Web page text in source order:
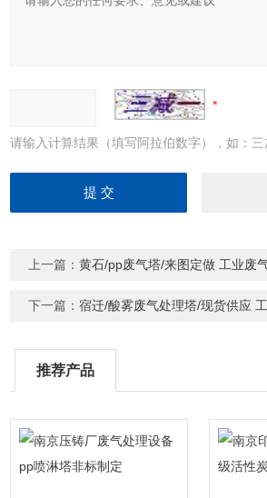
请输入计算结果（填写阿拉伯数字），如：三
上一篇：黄石/pp废气塔/来图定做 工业废
下一篇：宿迁/酸雾废气处理塔/现货供应
推荐产品